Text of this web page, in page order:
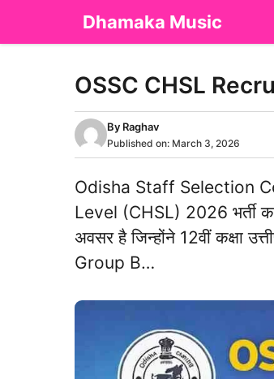
Dhamaka Music
OSSC CHSL
By Raghav
Published on: March 3, 2026
Odisha Staff Selection
Level (CHSL) 2026 भर्ती का
अवसर है जिन्होंने 12वीं कक्षा
Group B…